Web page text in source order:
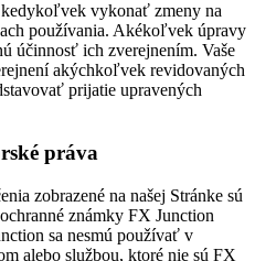
vykonať zmeny na
používania. Akékoľvek úpravy
účinnosť ich zverejnením. Vaše
akýchkoľvek revidovaných
prijatie upravených
práva
zobrazené na našej Stránke sú
známky FX Junction
sa nesmú používať v
alebo službou, ktoré nie sú FX